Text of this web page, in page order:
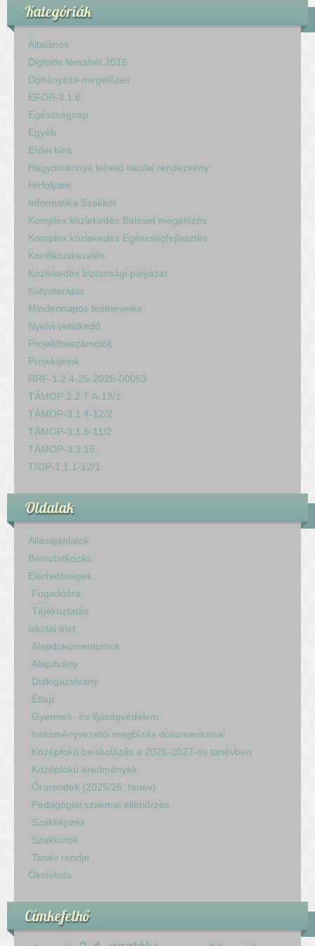
Kategóriák
Általános
Digitális témahét 2016
Dohányzás-megelőzés
EFOP-3.1.6
Egészségnap
Egyéb
Erdei túra
Hagyománnyá tehető iskolai rendezvény
Hírfolyam
Informatika Szakkör
Komplex közlekedés Baleset megelőzés
Komplex közlekedés Egészségfejlesztés
Konfliktuskezelés
Közlekedés biztonsági pályázat
Kutyaterápia
Mindennapos testnevelés
Nyelvi vetélkedő
Projektbeszámolók
Projektjeink
RRF-1.2.4-25-2025-00053
TÁMOP 2.2.7.A-13/1
TÁMOP-3.1.4-12/2
TÁMOP-3.1.6-11/2
TÁMOP-3.3.15.
TIOP-1.1.1-12/1
Oldalak
Állásajánlatok
Bemutatkozás
Elérhetőségek
Fogadóóra
Tájékoztatás
Iskolai élet
Alapdokumentumok
Alapítvány
Diákigazolvány
Étlap
Gyermek- és ifjúságvédelem
Intézményvezetői megbízás dokumentumai
Középfokú beiskolázás a 2026-2027-ös tanévben
Középfokú eredmények
Órarendek (2025/26. tanév)
Pedagógiai szakmai ellenőrzés
Szakképzés
Szakkörök
Tanév rendje
Ökoiskola
Címkefelhő